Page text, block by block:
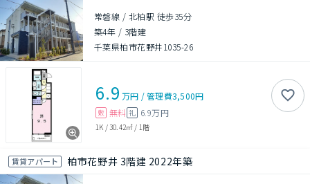
常磐線 / 北柏駅 徒歩35分
築4年 / 3階建
千葉県柏市花野井1035-26
6.9 万円 /管理費3,500円
敷 無料 礼 6.9万円
1K /30.42㎡ / 1階
賃貸アパート 柏市花野井 3階建 2022年築